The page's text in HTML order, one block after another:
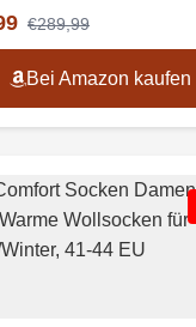
€289,99
Bei Amazon kaufen